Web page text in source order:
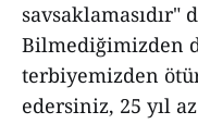
savsaklamasıdır"
Bilmediğimizden
terbiyemizden
edersiniz, 25 yıl